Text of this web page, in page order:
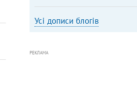
Усі дописи блогів
РЕКЛАМА